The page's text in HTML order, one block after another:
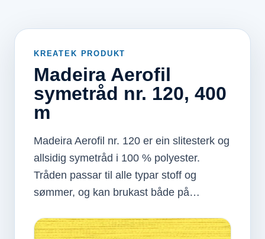
KREATEK PRODUKT
Madeira Aerofil
symetråd nr. 120, 400
m
Madeira Aerofil nr. 120 er ein slitesterk og
allsidig symetråd i 100 % polyester.
Tråden passar til alle typar stoff og
sømmer, og kan brukast både på…